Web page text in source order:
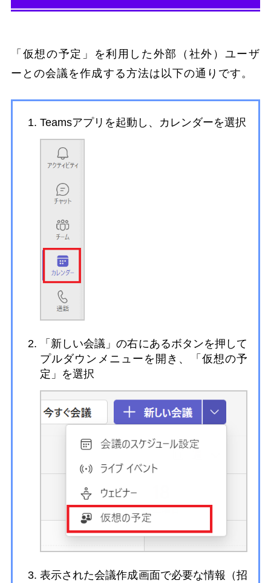
「仮想の予定」を利用した外部（社外）ユーザ
ーとの会議を作成する方法は以下の通りです。
Teamsアプリを起動し、カレンダーを選択
「新しい会議」の右にあるボタンを押して
プルダウンメニューを開き、「仮想の予
定」を選択
表示された会議作成画面で必要な情報（招